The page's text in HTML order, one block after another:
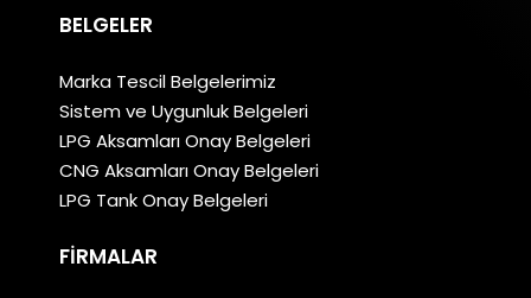
BELGELER
Marka Tescil Belgelerimiz
Sistem ve Uygunluk Belgeleri
LPG Aksamları Onay Belgeleri
CNG Aksamları Onay Belgeleri
LPG Tank Onay Belgeleri
FIRMALAR